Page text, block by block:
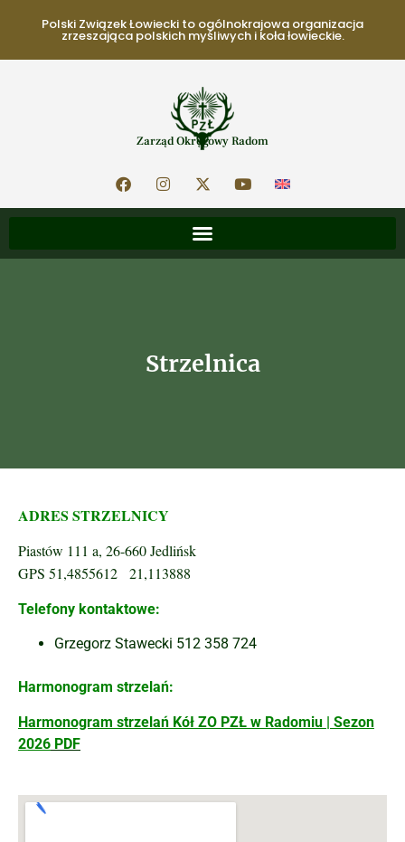
Polski Związek Łowiecki to ogólnokrajowa organizacja
zrzeszająca polskich myśliwych i koła łowieckie.
Zarząd Okręgowy Radom
Strzelnica
ADRES STRZELNICY
Piastów 111 a, 26-660 Jedlińsk
GPS 51,4855612 21,113888
Telefony kontaktowe:
Grzegorz Stawecki 512 358 724
Harmonogram strzelań:
Harmonogram strzelań Kół ZO PZŁ w Radomiu | Sezon
2026 PDF